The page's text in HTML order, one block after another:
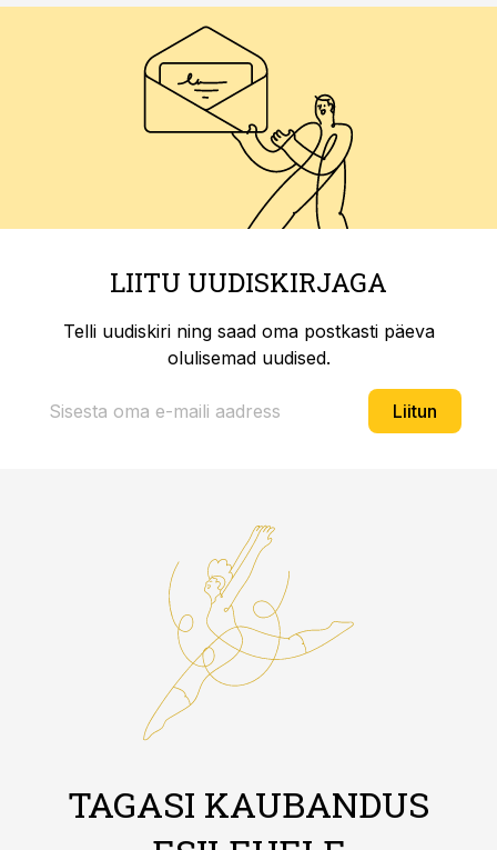
LIITU UUDISKIRJAGA
Telli uudiskiri ning saad oma postkasti päeva
olulisemad uudised.
Liitun
TAGASI KAUBANDUS